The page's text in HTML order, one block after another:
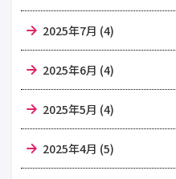
2025年7月 (4)
2025年6月 (4)
2025年5月 (4)
2025年4月 (5)